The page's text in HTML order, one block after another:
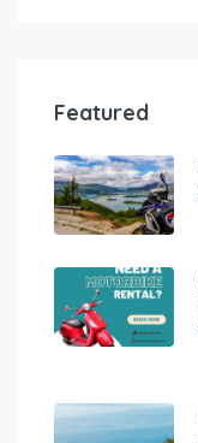
Featured